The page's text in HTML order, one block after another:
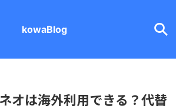
kowaBlog
オは海外利用できる？代替